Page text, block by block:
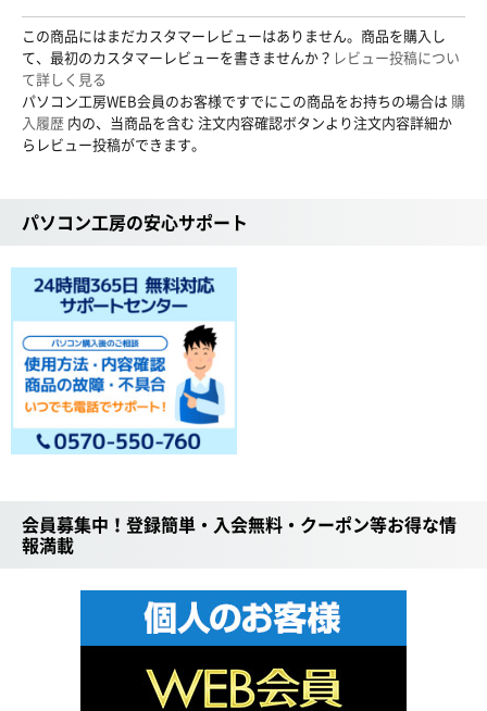
この商品にはまだカスタマーレビューはありません。商品を購入し
て、最初のカスタマーレビューを書きませんか？ レビュー投稿につい
て詳しく見る
パソコン工房WEB会員のお客様ですでにこの商品をお持ちの場合は 購
入履歴 内の、当商品を含む 注文内容確認ボタンより注文内容詳細か
らレビュー投稿ができます。
パソコン工房の安心サポート
会員募集中！登録簡単・入会無料・クーポン等お得な情
報満載